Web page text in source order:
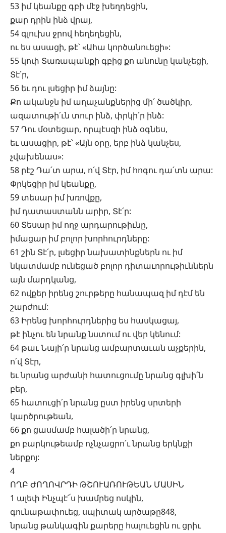
53 իմ կեանքը գբի մէջ խեղդեցին,
քար դրին ինձ վրայ,
54 գլուխս ջրով հեղեղեցին,
ու ես ասացի, թէ՝ «Ահա կործանուեցի»:
55 կոփ Տառապանքի գբից քո անունը կանչեցի,
Տէ՛ր,
56 եւ դու լսեցիր իմ ձայնը:
Քո ականջն իմ աղաչանքներից մի՛ ծածկիր,
ազատութի՛ւն տուր ինձ, փրկի՛ր ինձ:
57 Դու մօտեցար, որպէսզի ինձ օգնես,
եւ ասացիր, թէ՝ «Այն օրը, երբ ինձ կանչես,
չվախենաս»:
58 րէշ Դա՛տ արա, ո՛վ Տէր, իմ հոգու դա՛տն արա:
Փրկեցիր իմ կեանքը,
59 տեսար իմ խռովքը,
իմ դատաստանն արիր, Տէ՛ր:
60 Տեսար իմ ողջ արդարութիւնը,
իմացար իմ բոլոր խորհուրդները:
61 շին Տէ՛ր, լսեցիր նախատինքներն ու իմ
նկատմամբ ունեցած բոլոր դիտաւորութիւններն
այն մարդկանց,
62 ովքեր իրենց շուրթերը հանապազ իմ դէմ են
շարժում:
63 Իրենց խորհուրդներից ես հասկացայ,
թէ ինչու են նրանք նստում ու վեր կենում:
64 թաւ Նայի՛ր նրանց ամբարտաւան աչքերին,
ո՛վ Տէր,
եւ նրանց արժանի հատուցումը նրանց գլխի՛ն
բեր,
65 հատուցի՛ր նրանց ըստ իրենց սրտերի
կարծրութեան,
66 քո ցասմամբ հալածի՛ր նրանց,
քո բարկութեամբ ոչնչացրո՛ւ նրանց երկնքի
ներքոյ:
4
ՈՂԲ ԺՈՂՈՎՐԴԻ ԹՇՈՒԱՌՈՒԹԵԱՆ ՄԱՍԻՆ
1 ալեփ Ինչպէ՜ս խամրեց ոսկին,
գունաթափուեց, սպիտակ արծաթը848,
նրանց թանկագին քարերը հալուեցին ու ցրիւ